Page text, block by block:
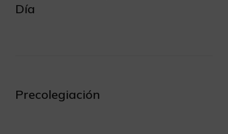
Día
Precolegiación